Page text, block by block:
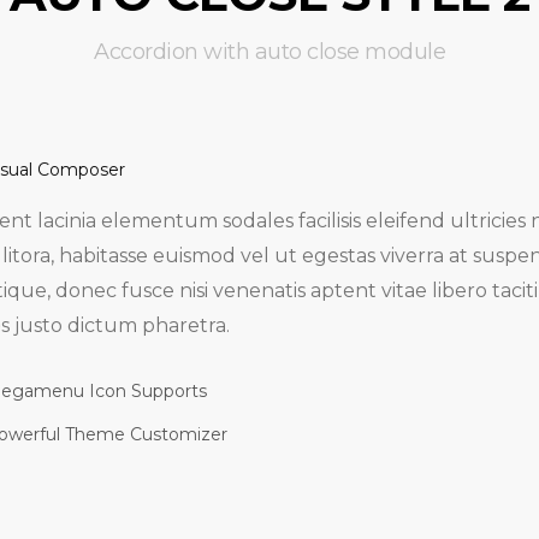
Accordion with auto close module
Composer
lacinia elementum sodales facilisis eleifend ultricies
habitasse euismod vel ut egestas viverra at
donec fusce nisi venenatis aptent vitae libero taciti
justo dictum pharetra.
Icon Supports
sem ultrices laoreet sagittis massa maecenas quisque
Theme Customizer